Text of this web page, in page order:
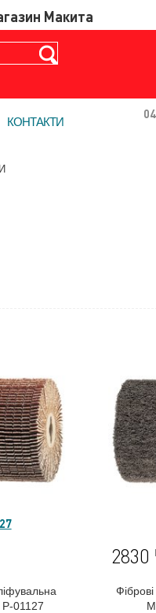
КОНТАКТИ
P-01127
2830